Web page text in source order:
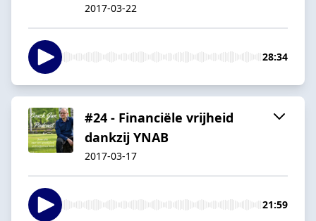
2017-03-22
28:34
#24 - Financiële vrijheid
dankzij YNAB
2017-03-17
21:59